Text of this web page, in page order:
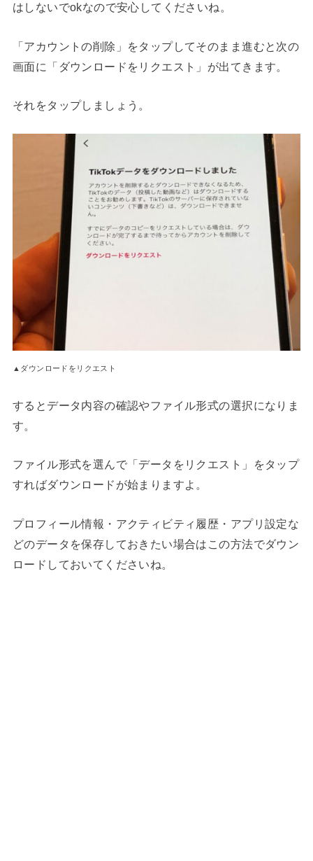
はしないでokなので安心してくださいね。
「アカウントの削除」をタップしてそのまま進むと次の
画面に「ダウンロードをリクエスト」が出てきます。
それをタップしましょう。
▲ダウンロードをリクエスト
するとデータ内容の確認やファイル形式の選択になりま
す。
ファイル形式を選んで「データをリクエスト」をタップ
すればダウンロードが始まりますよ。
プロフィール情報・アクティビティ履歴・アプリ設定な
どのデータを保存しておきたい場合はこの方法でダウン
ロードしておいてくださいね。